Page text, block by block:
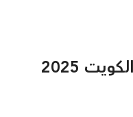
2025